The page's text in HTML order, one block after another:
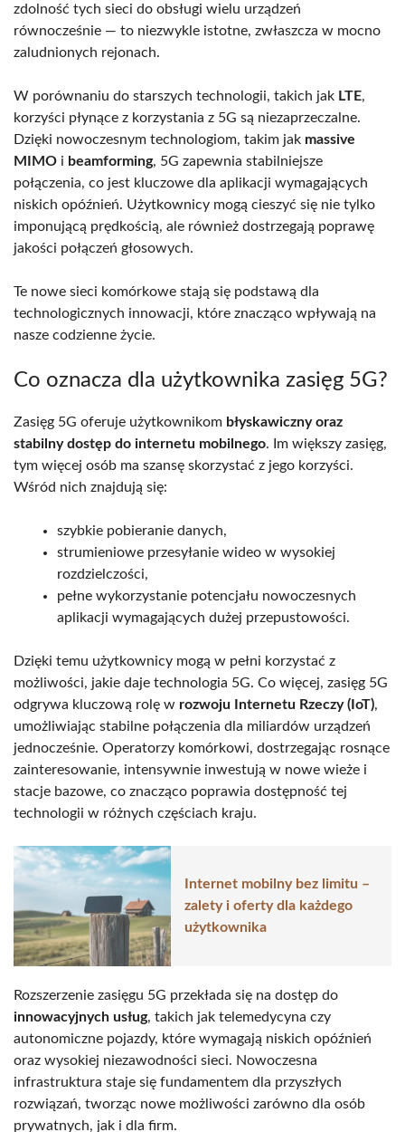
zdolność tych sieci do obsługi wielu urządzeń
równocześnie — to niezwykle istotne, zwłaszcza w mocno
zaludnionych rejonach.
W porównaniu do starszych technologii, takich jak LTE,
korzyści płynące z korzystania z 5G są niezaprzeczalne.
Dzięki nowoczesnym technologiom, takim jak massive
MIMO i beamforming, 5G zapewnia stabilniejsze
połączenia, co jest kluczowe dla aplikacji wymagających
niskich opóźnień. Użytkownicy mogą cieszyć się nie tylko
imponującą prędkością, ale również dostrzegają poprawę
jakości połączeń głosowych.
Te nowe sieci komórkowe stają się podstawą dla
technologicznych innowacji, które znacząco wpływają na
nasze codzienne życie.
Co oznacza dla użytkownika zasięg 5G?
Zasięg 5G oferuje użytkownikom błyskawiczny oraz
stabilny dostęp do internetu mobilnego. Im większy zasięg,
tym więcej osób ma szansę skorzystać z jego korzyści.
Wśród nich znajdują się:
szybkie pobieranie danych,
strumieniowe przesyłanie wideo w wysokiej
rozdzielczości,
pełne wykorzystanie potencjału nowoczesnych
aplikacji wymagających dużej przepustowości.
Dzięki temu użytkownicy mogą w pełni korzystać z
możliwości, jakie daje technologia 5G. Co więcej, zasięg 5G
odgrywa kluczową rolę w rozwoju Internetu Rzeczy (IoT),
umożliwiając stabilne połączenia dla miliardów urządzeń
jednocześnie. Operatorzy komórkowi, dostrzegając rosnące
zainteresowanie, intensywnie inwestują w nowe wieże i
stacje bazowe, co znacząco poprawia dostępność tej
technologii w różnych częściach kraju.
Internet mobilny bez limitu –
zalety i oferty dla każdego
użytkownika
Rozszerzenie zasięgu 5G przekłada się na dostęp do
innowacyjnych usług, takich jak telemedycyna czy
autonomiczne pojazdy, które wymagają niskich opóźnień
oraz wysokiej niezawodności sieci. Nowoczesna
infrastruktura staje się fundamentem dla przyszłych
rozwiązań, tworząc nowe możliwości zarówno dla osób
prywatnych, jak i dla firm.